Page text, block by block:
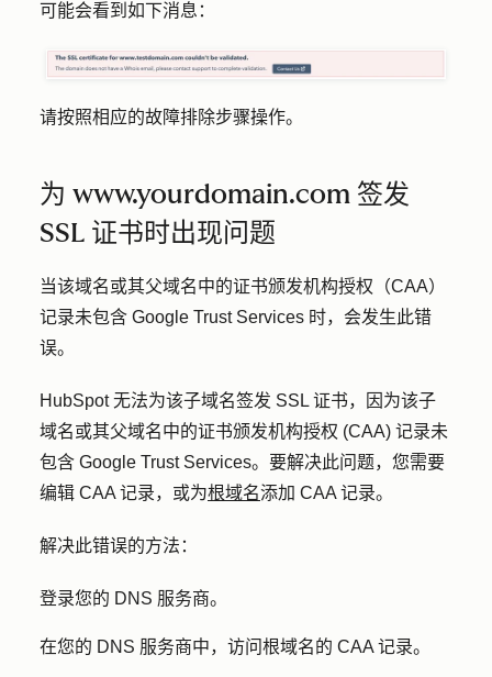
可能会看到如下消息：
请按照相应的故障排除步骤操作。
为 www.yourdomain.com 签发
SSL 证书时出现问题
当该域名或其父域名中的证书颁发机构授权（CAA）
记录未包含 Google Trust Services 时，会发生此错
误。
HubSpot 无法为该子域名签发 SSL 证书，因为该子
域名或其父域名中的证书颁发机构授权 (CAA) 记录未
包含 Google Trust Services。要解决此问题，您需要
编辑 CAA 记录，或为根域名添加 CAA 记录。
解决此错误的方法：
登录您的 DNS 服务商。
在您的 DNS 服务商中，访问根域名的 CAA 记录。